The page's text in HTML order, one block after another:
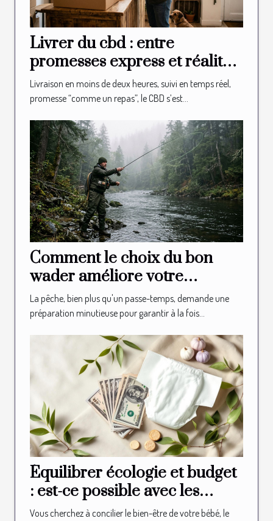
Livrer du cbd : entre
promesses express et réalité
logistique en boutique
Livraison en moins de deux heures, suivi en temps réel,
promesse “comme un repas”, le CBD s’est...
Comment le choix du bon
wader améliore votre
expérience de pêche ?
La pêche, bien plus qu'un passe-temps, demande une
préparation minutieuse pour garantir à la fois...
Équilibrer écologie et budget
: est-ce possible avec les
couches bio ?
Vous cherchez à concilier le bien-être de votre bébé, le